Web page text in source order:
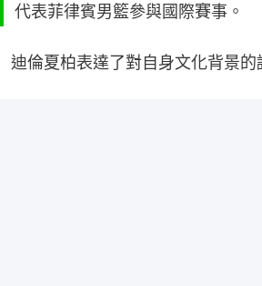
代表菲律賓男籃參與國際賽事。
迪倫夏柏表達了對自身文化背景的